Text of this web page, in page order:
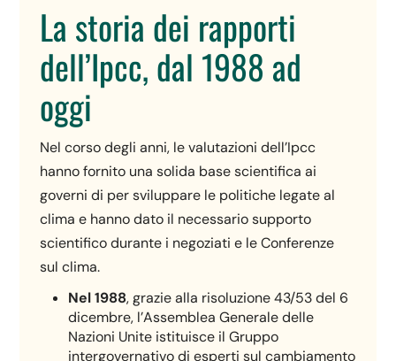
La storia dei rapporti
dell’Ipcc, dal 1988 ad
oggi
Nel corso degli anni, le valutazioni dell’Ipcc
hanno fornito una solida base scientifica ai
governi di per sviluppare le politiche legate al
clima e hanno dato il necessario supporto
scientifico durante i negoziati e le Conferenze
sul clima.
Nel 1988, grazie alla risoluzione 43/53 del 6
dicembre, l’Assemblea Generale delle
Nazioni Unite istituisce il Gruppo
intergovernativo di esperti sul cambiamento